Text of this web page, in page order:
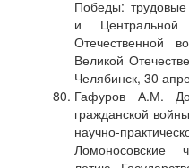
Победы:
и
Отечественной
Великой
Челябинск, 30
Гафуров А.М.
гражданской
научно-
Ломоносовские